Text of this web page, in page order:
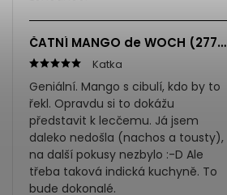
ČATNÍ MANGO de WOCH (277ml)
Katka
Geniální. Mango s cibulí, kdo by to
řekl. Opravdu si to dokážu
představit k lecčemu. Já jsem
daleko nedošla (nachos a tousty),
na další pokusy nezbylo :-D Ale
třeba taková indická kuchyně. To
bude dokonalé.